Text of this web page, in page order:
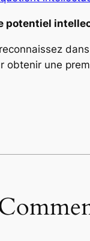
potentiel
obtenir une